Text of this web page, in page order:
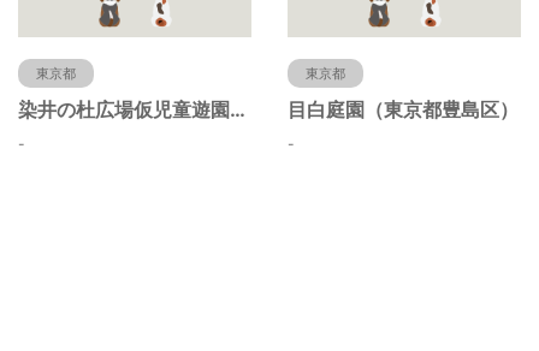
東京都
染井の杜広場仮児童遊園（東京都豊島区）
-
東京都
目白庭園（東京都豊島区）
-